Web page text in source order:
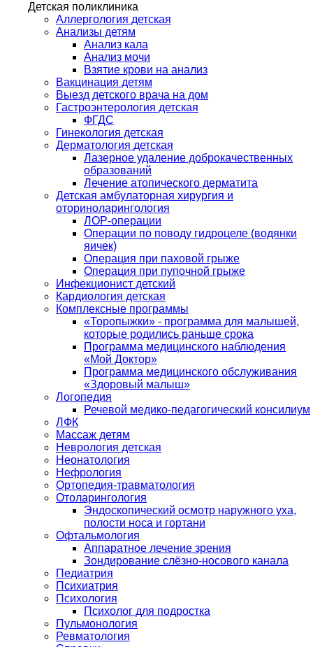
Детская поликлиника
Аллергология детская
Анализы детям
Анализ кала
Анализ мочи
Взятие крови на анализ
Вакцинация детям
Выезд детского врача на дом
Гастроэнтерология детская
ФГДС
Гинекология детская
Дерматология детская
Лазерное удаление доброкачественных
образований
Лечение атопического дерматита
Детская амбулаторная хирургия и
оториноларингология
ЛОР-операции
Операции по поводу гидроцеле (водянки
яичек)
Операция при паховой грыже
Операция при пупочной грыже
Инфекционист детский
Кардиология детская
Комплексные программы
«Торопыжки» - программа для малышей,
которые родились раньше срока
Программа медицинского наблюдения
«Мой Доктор»
Программа медицинского обслуживания
«Здоровый малыш»
Логопедия
Речевой медико-педагогический консилиум
ЛФК
Массаж детям
Неврология детская
Неонатология
Нефрология
Ортопедия-травматология
Отоларингология
Эндоскопический осмотр наружного уха,
полости носа и гортани
Офтальмология
Аппаратное лечение зрения
Зондирование слёзно-носового канала
Педиатрия
Психиатрия
Психология
Психолог для подростка
Пульмонология
Ревматология